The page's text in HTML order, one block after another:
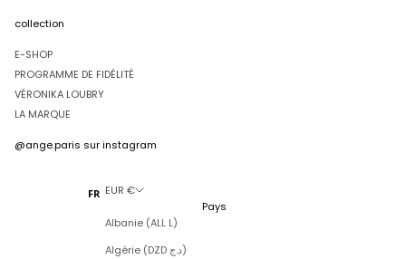
collection
E-SHOP
PROGRAMME DE FIDÉLITÉ
VÉRONIKA LOUBRY
LA MARQUE
@ange.paris sur instagram
FR EUR €
Pays
Albanie (ALL L)
Algérie (DZD د.ج)